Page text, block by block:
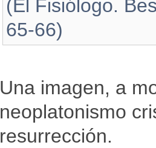
(El Fisiólogo.
65-66)
Una imagen, a
neoplatonismo
resurrección.